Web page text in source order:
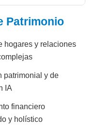
Patrimonio
hogares y relaciones
patrimonial y de
IA
financiero
y holístico